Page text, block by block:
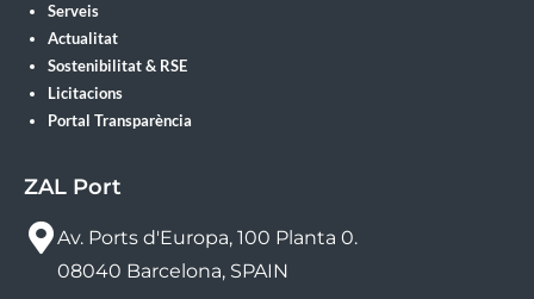
Serveis
Actualitat
Sostenibilitat & RSE
Licitacions
Portal Transparència
ZAL Port
Av. Ports d'Europa, 100 Planta 0.
08040 Barcelona, SPAIN